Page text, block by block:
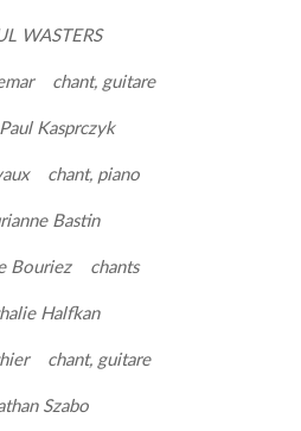
WASTERS
chant, guitare
Kasprczyk
chant, piano
Bastin
Bouriez chants
Halfkan
chant, guitare
Szabo